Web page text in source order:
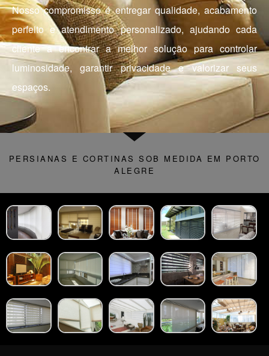
Nosso compromisso é entregar qualidade, acabamento
perfeito e atendimento personalizado, ajudando cada
cliente a encontrar a melhor solução para controlar
luminosidade, garantir privacidade e valorizar seus
espaços.
PERSIANAS E CORTINAS SOB MEDIDA EM PORTO
ALEGRE